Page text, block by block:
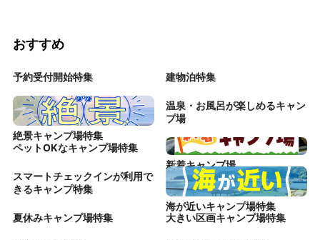
おすすめ
予約受付開始特集 建物泊特集
絶景キャンプ場特集
温泉・お風呂が楽しめるキャン
プ場
ペットOKなキャンプ場特集
新着キャンプ場
スマートチェックインが利用で
きるキャンプ特集
海が近いキャンプ場特集
夏休みキャンプ場特集
大きい区画キャンプ場特集